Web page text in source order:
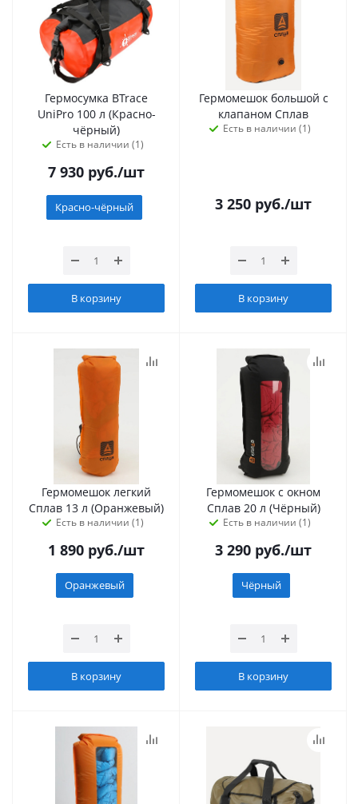
Гермосумка BTrace
UniPro 100 л (Красно-
чёрный)
Есть в наличии (1)
7 930 руб./шт
Красно-чёрный
В корзину
Гермомешок большой с
клапаном Сплав
Есть в наличии (1)
3 250 руб./шт
В корзину
Гермомешок легкий
Сплав 13 л (Оранжевый)
Есть в наличии (1)
1 890 руб./шт
Оранжевый
В корзину
Гермомешок с окном
Сплав 20 л (Чёрный)
Есть в наличии (1)
3 290 руб./шт
Чёрный
В корзину